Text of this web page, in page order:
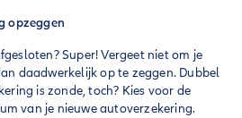
opzeggen
Super! Vergeet niet om je
daadwerkelijk op te zeggen. Dubbel
is zonde, toch? Kies voor de
van je nieuwe autoverzekering.